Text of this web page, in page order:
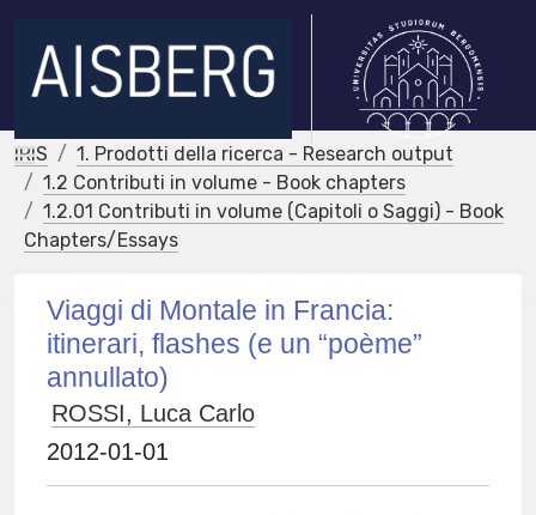
IRIS
1. Prodotti della ricerca - Research output
1.2 Contributi in volume - Book chapters
1.2.01 Contributi in volume (Capitoli o Saggi) - Book
Chapters/Essays
Viaggi di Montale in Francia:
itinerari, flashes (e un “poème”
annullato)
ROSSI, Luca Carlo
2012-01-01